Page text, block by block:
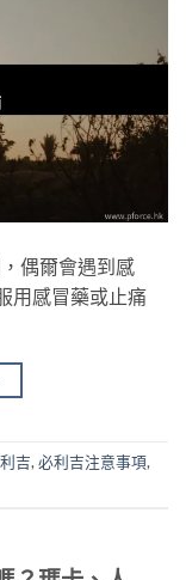
偶爾會遇到感
用感冒藥或止痛
吉,必利吉注意事項,